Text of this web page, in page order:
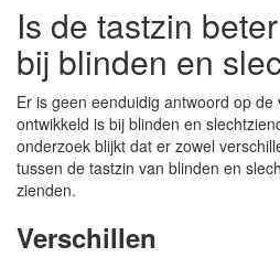
Is de tastzin
bij blinden en
Er is geen eenduidig antwoord op
ontwikkeld is bij blinden en
onderzoek blijkt dat er zowel
tussen de tastzin van blinden en
zienden.
Verschillen